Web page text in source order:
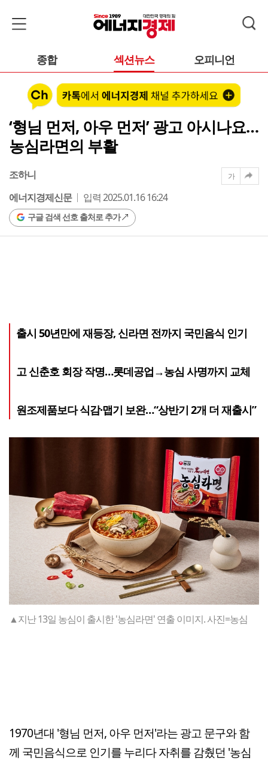
종합 섹션뉴스 오피니언
‘형님 먼저, 아우 먼저’ 광고 아시나요…
농심라면의 부활
조하니
에너지경제신문
입력 2025.01.16 16:24
구글 검색 선호 출처로 추가
가
출시 50년만에 재등장, 신라면 전까지 국민음식 인기
고 신춘호 회장 작명…롯데공업→농심 사명까지 교체
원조제품보다 식감·맵기 보완…“상반기 2개 더 재출시”
▲지난 13일 농심이 출시한 '농심라면' 연출 이미지. 사진=농심
1970년대 '형님 먼저, 아우 먼저'라는 광고 문구와 함
께 국민음식으로 인기를 누리다 자취를 감췄던 '농심